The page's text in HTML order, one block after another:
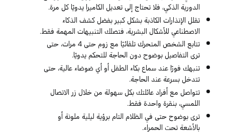
الدورية الذكي، فلا تحتاج إلى تعديل الكاميرا يدويًا كل مرة.
تقلل الإنذارات الكاذبة بشكل كبير بفضل كشف الذكاء
الاصطناعي للأشكال البشرية، فتصلك التنبيهات المهمة فقط.
تتابع الشخص المتحرك تلقائيًا مع زوم حتى 4 مرات، حتى
ترى التفاصيل بوضوح دون الحاجة للتحكم يدويًا.
تنبهك فورًا عند سماع بكاء الطفل أو أي ضوضاء عالية، حتى
تتدخل بسرعة عند الحاجة.
تتواصل مع أفراد عائلتك بكل سهولة من خلال زر الاتصال
اللمسي، بنقرة واحدة فقط.
ترى بوضوح حتى في الظلام التام برؤية ليلية ملونة أو
بالأشعة تحت الحمراء.